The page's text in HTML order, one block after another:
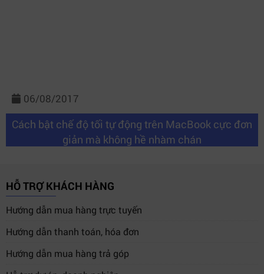
06/08/2017
Cách bật chế độ tối tự động trên MacBook cực đơn
giản mà không hề nhàm chán
HỖ TRỢ KHÁCH HÀNG
Hướng dẫn mua hàng trực tuyến
Hướng dẫn thanh toán, hóa đơn
Hướng dẫn mua hàng trả góp